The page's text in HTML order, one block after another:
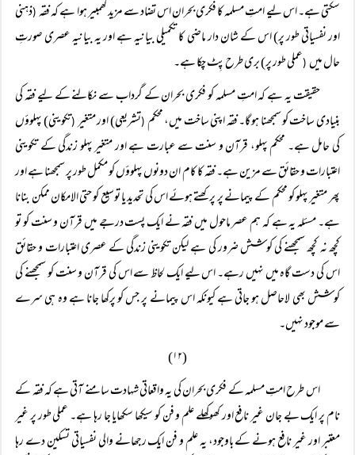
سکتی ہے۔ اس لیے امتِ مسلمہ کا فکری بحران اس تضاد سے مزید گھمبیر ہوا ہے کہ فقہ (ذہنی
اور نفسیاتی طور پر) اس کے شان دار ماضی کا تکمیلی بیانیہ ہے اور یہ بیانیہ عصری صورتِ
حال میں ( عملی طور پر) بری طرح پِٹ چکا ہے۔
حقیقت یہ ہے کہ امتِ مسلمہ کو فکری بحران کے گرداب سے نکالنے کے لیے فقہ کی
بنیادی ساخت کو سمجھنا ہو گا۔ فقہ اپنی ساخت میں، محکم (تشریعی) اور متغیر (تکوینی) پہلوؤں
کی حامل ہے۔ محکم پہلو، قرآن و سنت سے عبارت ہے اور متغیر پہلو زندگی کے تکوینی
اعتبارات و حقائق سے مزین ہے۔ فقہ کا کام ان دونوں پہلوؤں کو مکمل طور پر سمجھنا ہے اور
پھر متغیر پہلو کو محکم کے پیمانے پر پرکھتے ہوئے اس کی تحدید یا توسیع کو حتی الامکان ممکن بنانا
ہے۔ مسئلہ یہ ہے کہ ہم عصر ماحول میں فقہ نے ایک پست درجے میں قرآن و سنت کو تو
کچھ نہ کچھ سمجھنے کی کوشش ضرور کی ہے لیکن تکوینی زندگی کے عصری اعتبارات و حقائق
اس کی دست گاہ میں نہیں رہے۔ اس لیے ایک لحاظ سے اس کی قرآن و سنت کو سمجھنے کی
کوشش بھی لاحاصل ہو جاتی ہے کیونکہ اس پیمانے پر جس کو پرکھا جانا ہے وہ ہی سرے
سے موجود نہیں۔
(۱۲)
اس طرح امتِ مسلمہ کے فکری بحران کی یہ واقعاتی شہادت سامنے آتی ہے کہ فقہ کے
نام پر ایک بے جان غیر نافع اور کھوکھلے علم و فن کو سیکھا سکھایا جا رہا ہے۔ عملی طور پر غیر
معتبر اور غیر نافع ہونے کے باوجود، یہ علم و فن ایک رجھانے والی نفسیاتی تسکین دے رہا